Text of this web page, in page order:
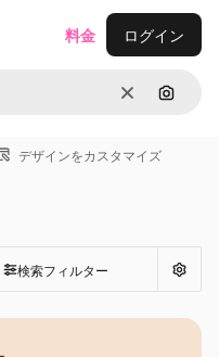
消去 画像で
料金 ログイン
デザインをカスタマイズ
検索フィルター